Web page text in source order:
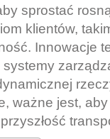
sprostać
klientów,
Innowacje
ważne jest,